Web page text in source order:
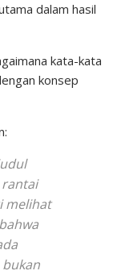
dalam hasil
kata-kata
konsep
melihat